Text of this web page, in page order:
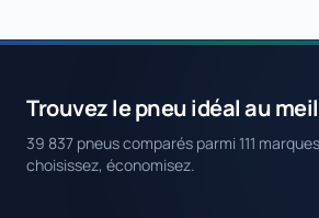
Trouvez le pneu idéal au
39 837 pneus comparés parmi 111
choisissez, économisez.